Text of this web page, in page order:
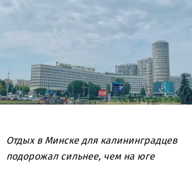
Отдых в Минске для калининградцев
подорожал сильнее, чем на юге